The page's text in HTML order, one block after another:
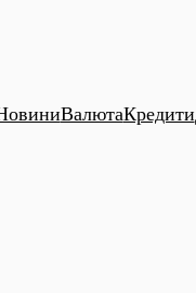
ВалютаКредити